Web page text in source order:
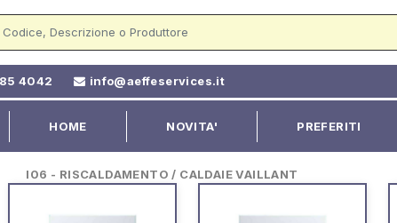
4042 info@aeffeservices.it
HOME NOVITA' PREFERITI
I06 - RISCALDAMENTO / CALDAIE VAILLANT